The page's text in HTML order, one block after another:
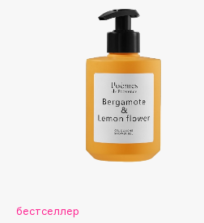
Boadicea The Victorious
Brunello Cucinelli
бестселлер